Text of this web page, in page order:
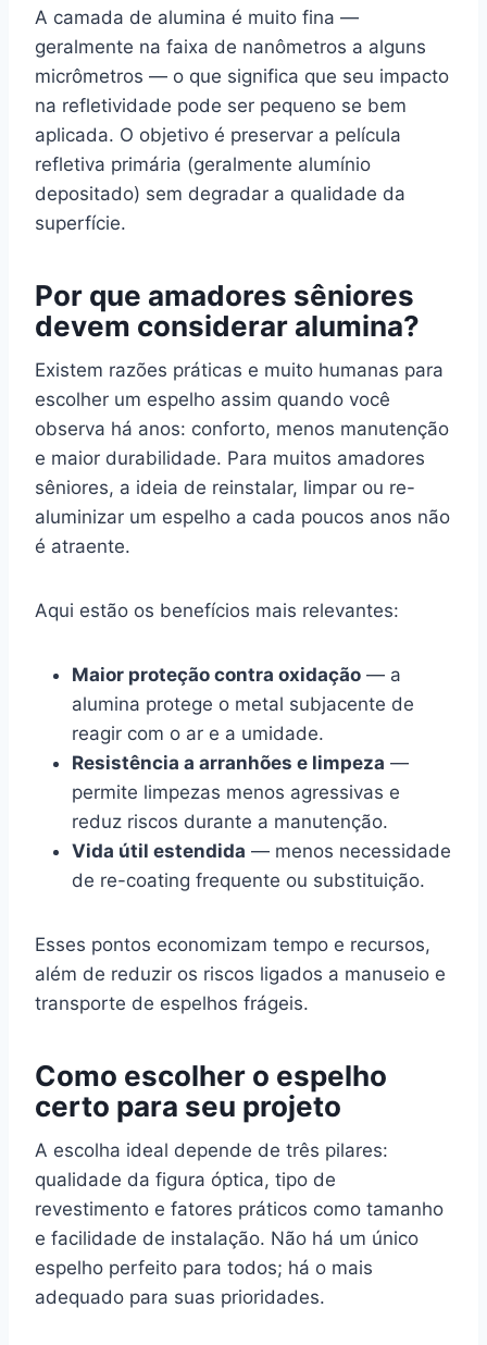
A camada de alumina é muito fina —
geralmente na faixa de nanômetros a alguns
micrômetros — o que significa que seu impacto
na refletividade pode ser pequeno se bem
aplicada. O objetivo é preservar a película
refletiva primária (geralmente alumínio
depositado) sem degradar a qualidade da
superfície.
Por que amadores sêniores
devem considerar alumina?
Existem razões práticas e muito humanas para
escolher um espelho assim quando você
observa há anos: conforto, menos manutenção
e maior durabilidade. Para muitos amadores
sêniores, a ideia de reinstalar, limpar ou re-
aluminizar um espelho a cada poucos anos não
é atraente.
Aqui estão os benefícios mais relevantes:
Maior proteção contra oxidação — a
alumina protege o metal subjacente de
reagir com o ar e a umidade.
Resistência a arranhões e limpeza —
permite limpezas menos agressivas e
reduz riscos durante a manutenção.
Vida útil estendida — menos necessidade
de re-coating frequente ou substituição.
Esses pontos economizam tempo e recursos,
além de reduzir os riscos ligados a manuseio e
transporte de espelhos frágeis.
Como escolher o espelho
certo para seu projeto
A escolha ideal depende de três pilares:
qualidade da figura óptica, tipo de
revestimento e fatores práticos como tamanho
e facilidade de instalação. Não há um único
espelho perfeito para todos; há o mais
adequado para suas prioridades.